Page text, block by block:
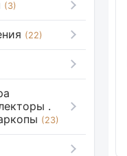
(3)
(22)
.
(23)